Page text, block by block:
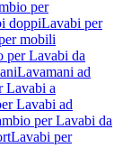
per
doppiLavabi per
mobili
per Lavabi da
Lavamani ad
Lavabi a
Lavabi ad
per Lavabi da
Lavabi per